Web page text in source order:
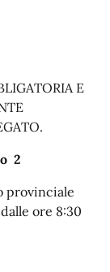
E
2
provinciale
ore 8:30